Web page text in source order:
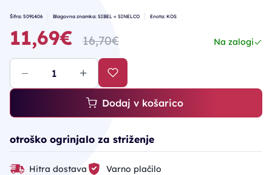
Šifra: 5091406 Blagovna znamka: SIBEL = SINELCO Enota: KOS
11,69€ 16,70€ Na zalogi
Dodaj v košarico
otroško ogrinjalo za striženje
Hitra dostava
Varno plačilo